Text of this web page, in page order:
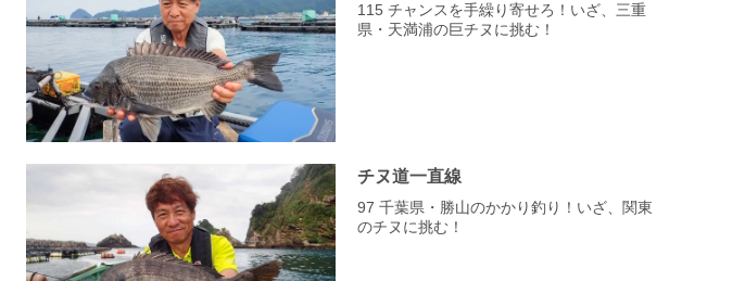
115 チャンスを手繰り寄せろ！いざ、三重
県・天満浦の巨チヌに挑む！
チヌ道一直線
97 千葉県・勝山のかかり釣り！いざ、関東
のチヌに挑む！